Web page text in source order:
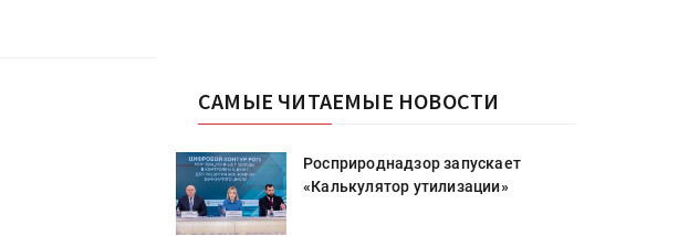
САМЫЕ ЧИТАЕМЫЕ НОВОСТИ
Росприроднадзор запускает
«Калькулятор утилизации»